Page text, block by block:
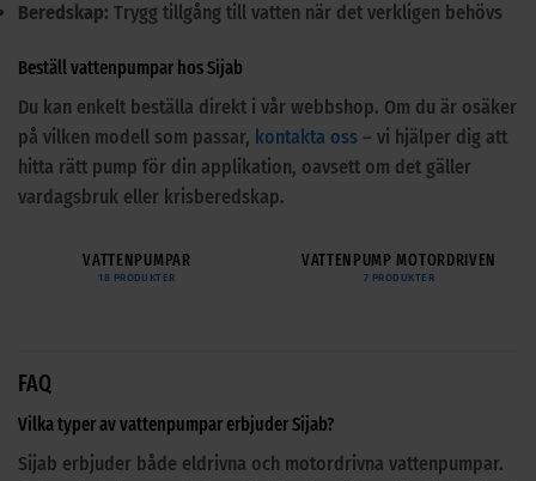
Beredskap: Trygg tillgång till vatten när det verkligen behövs
Beställ vattenpumpar hos Sijab
Du kan enkelt beställa direkt i vår webbshop. Om du är osäker
på vilken modell som passar, kontakta oss – vi hjälper dig att
hitta rätt pump för din applikation, oavsett om det gäller
vardagsbruk eller krisberedskap.
VATTENPUMPAR
18 PRODUKTER
VATTENPUMP MOTORDRIVEN
7 PRODUKTER
FAQ
Vilka typer av vattenpumpar erbjuder Sijab?
Sijab erbjuder både eldrivna och motordrivna vattenpumpar.